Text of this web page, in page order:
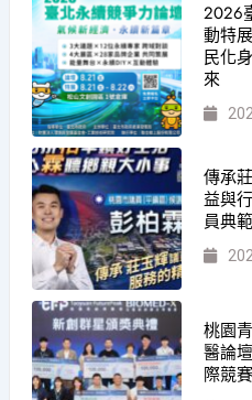
2026
動特
民化
來
傳承
益與
員典範
桃園
醫論
際競